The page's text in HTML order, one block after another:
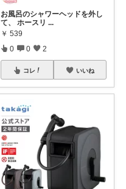
お風呂のシャワーヘッドを外し
て、 ホースリ ...
￥ 539
0 0 2
コレ いいね